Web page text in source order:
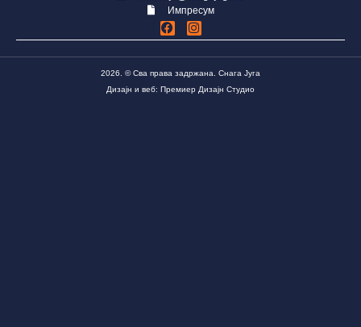
Импресум
2026. © Сва права задржана. Снага Југа
Дизајн и веб: Премиер Дизајн Студио